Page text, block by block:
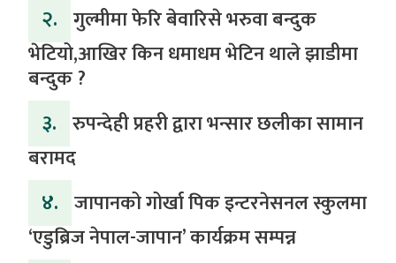
२. गुल्मीमा फेरि बेवारिसे भरुवा बन्दुक
भेटियो,आखिर किन धमाधम भेटिन थाले झाडीमा
बन्दुक ?
३. रुपन्देही प्रहरी द्वारा भन्सार छलीका सामान
बरामद
४. जापानको गोर्खा पिक इन्टरनेसनल स्कुलमा
‘एडुब्रिज नेपाल-जापान’ कार्यक्रम सम्पन्न